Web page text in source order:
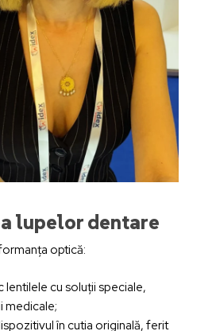
lupelor dentare
optică:
lentilele cu soluții speciale,
medicale;
în cutia originală, ferit